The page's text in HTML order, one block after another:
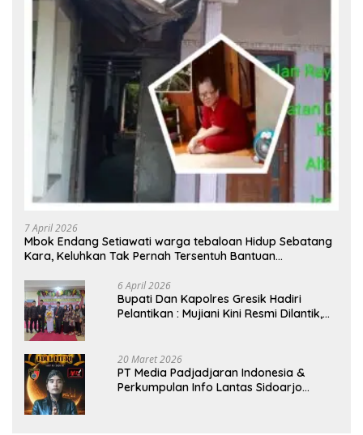
7 April 2026
Mbok Endang Setiawati warga tebaloan Hidup Sebatang
Kara, Keluhkan Tak Pernah Tersentuh Bantuan
6 April 2026
​Bupati Dan Kapolres Gresik Hadiri
Pelantikan : Mujiani Kini Resmi Dilantik,
20 Maret 2026
PT Media Padjadjaran Indonesia &
Perkumpulan Info Lantas Sidoarjo